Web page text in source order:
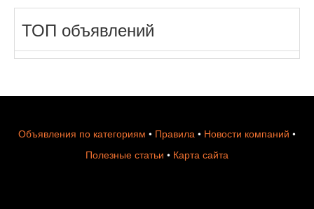
ТОП объявлений
Объявления по категориям • Правила • Новости компаний •
Полезные статьи • Карта сайта